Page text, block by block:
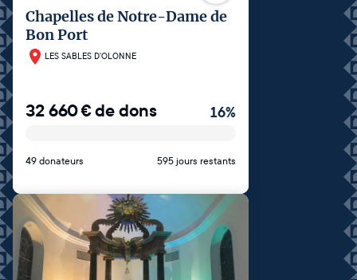
Chapelles de Notre-Dame de
Bon Port
LES SABLES D'OLONNE
32 660€de dons 16%
49 donateurs 595 jours restants